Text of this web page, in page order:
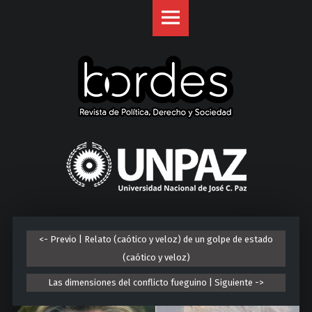
U
n
i
v
r
s
i
d
a
<- Previo | Relato (caótico y veloz) de un golpe de estado
(caótico y veloz)
Las dimensiones del conflicto fueguino | Siguiente ->